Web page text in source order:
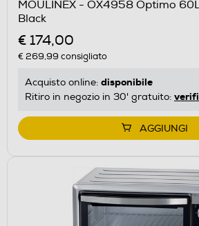
MOULINEX - OX4958 Optimo
Black
€ 174,00
€ 269,99 consigliato
Acquisto online: disponibile
Ritiro in negozio in 30' gratuito:
AGGIUNGI